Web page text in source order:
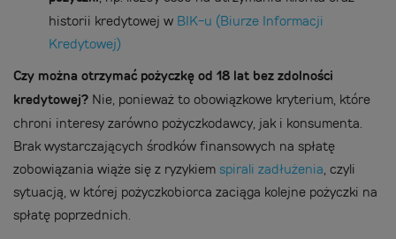
historii kredytowej w BIK-u (Biurze Informacji
Kredytowej)
Czy można otrzymać pożyczkę od 18 lat bez zdolności
kredytowej? Nie, ponieważ to obowiązkowe kryterium, które
chroni interesy zarówno pożyczkodawcy, jak i konsumenta.
Brak wystarczających środków finansowych na spłatę
zobowiązania wiąże się z ryzykiem spirali zadłużenia, czyli
sytuacją, w której pożyczkobiorca zaciąga kolejne pożyczki na
spłatę poprzednich.